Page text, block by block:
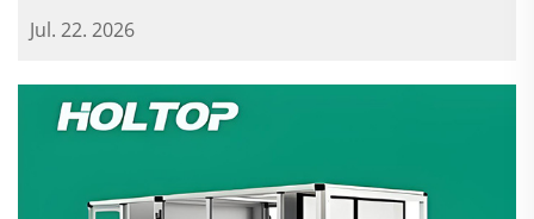
dens aglomerată. Echipamentele de producție
Jul. 22. 2026